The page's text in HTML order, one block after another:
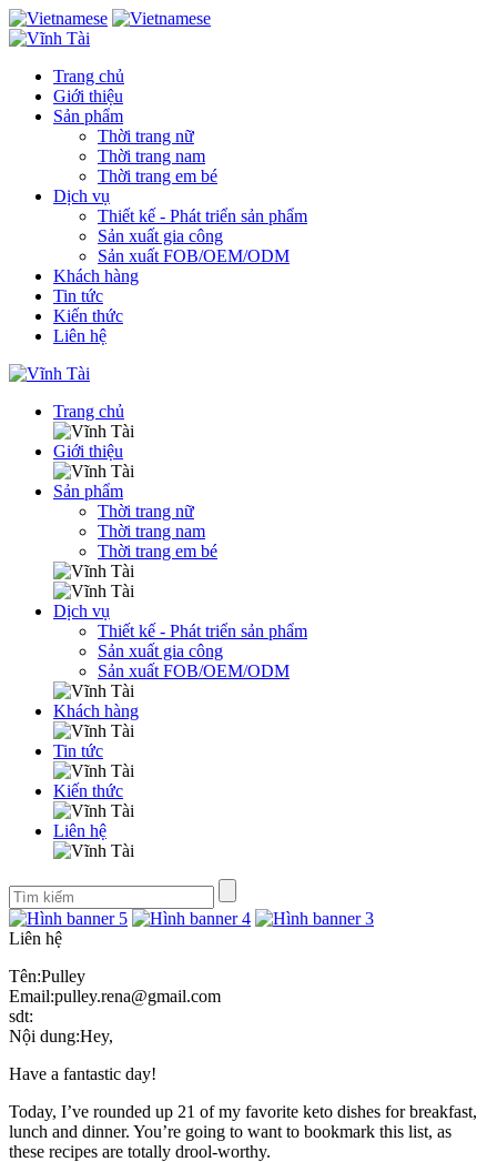
Trang chủ
Giới thiệu
Sản phẩm
Thời trang nữ
Thời trang nam
Thời trang em bé
Dịch vụ
Thiết kế - Phát triển sản phẩm
Sản xuất gia công
Sản xuất FOB/OEM/ODM
Khách hàng
Tin tức
Kiến thức
Liên hệ
Trang chủ
Giới thiệu
Sản phẩm
Thời trang nữ
Thời trang nam
Thời trang em bé
Dịch vụ
Thiết kế - Phát triển sản phẩm
Sản xuất gia công
Sản xuất FOB/OEM/ODM
Khách hàng
Tin tức
Kiến thức
Liên hệ
Liên hệ
Tên:Pulley
Email:pulley.rena@gmail.com
sdt:
Nội dung:Hey,
Have a fantastic day!
Today, I’ve rounded up 21 of my favorite keto dishes for breakfast,
lunch and dinner. You’re going to want to bookmark this list, as
these recipes are totally drool-worthy.